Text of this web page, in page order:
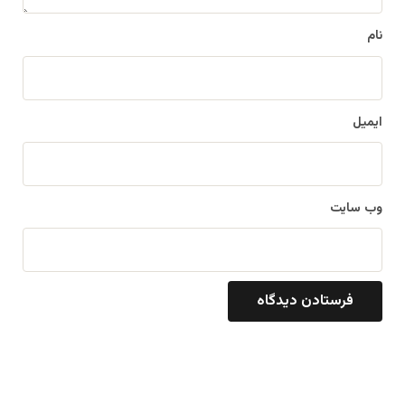
نام
ایمیل
وب‌ سایت